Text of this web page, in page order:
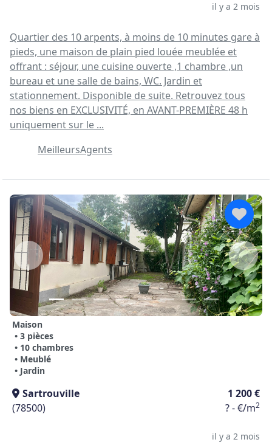
il y a 2 mois
Quartier des 10 arpents, à moins de 10 minutes gare à
pieds, une maison de plain pied louée meublée et
offrant : séjour, une cuisine ouverte ,1 chambre ,un
bureau et une salle de bains, WC. Jardin et
stationnement. Disponible de suite. Retrouvez tous
nos biens en EXCLUSIVITÉ, en AVANT-PREMIÈRE 48 h
uniquement sur le ...
MeilleursAgents
Maison
• 3 pièces
• 10 chambres
• Meublé
• Jardin
Sartrouville
1 200 €
(78500)
? - €/m2
il y a 2 mois